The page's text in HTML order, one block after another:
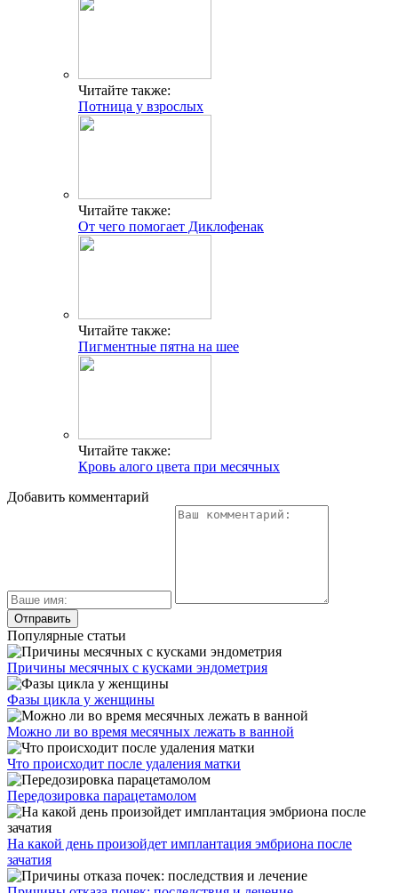
Читайте также:
Потница у взрослых
Читайте также:
От чего помогает Диклофенак
Читайте также:
Пигментные пятна на шее
Читайте также:
Кровь алого цвета при месячных
Добавить комментарий
Популярные статьи
Причины месячных с кусками эндометрия
Фазы цикла у женщины
Можно ли во время месячных лежать в ванной
Что происходит после удаления матки
Передозировка парацетамолом
На какой день произойдет имплантация эмбриона после
зачатия